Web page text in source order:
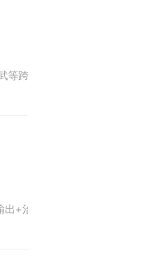
跨服玩法界面，也可在官网公告...
+治疗+辅助”的经典组合...